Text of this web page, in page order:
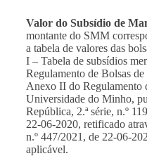
Valor do Subsídio de
montante do SMM
a tabela de valores das
I – Tabela de subsídios
Regulamento de Bolsas
Anexo II do Regulamento
Universidade do Minho,
República, 2.ª série, n.º
22-06-2020, retificado
n.º 447/2021, de 22-06-
aplicável.